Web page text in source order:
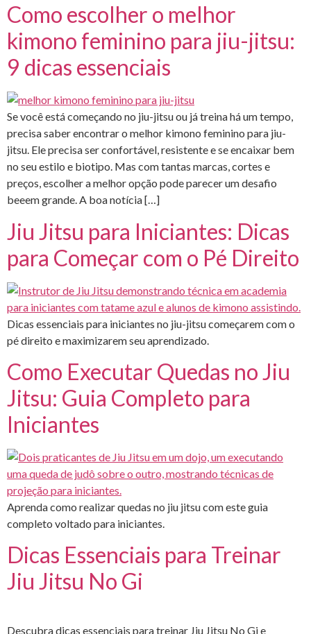
Como escolher o melhor
kimono feminino para jiu-jitsu:
9 dicas essenciais
Se você está começando no jiu-jitsu ou já treina há um tempo,
precisa saber encontrar o melhor kimono feminino para jiu-
jitsu. Ele precisa ser confortável, resistente e se encaixar bem
no seu estilo e biotipo. Mas com tantas marcas, cortes e
preços, escolher a melhor opção pode parecer um desafio
beeem grande. A boa notícia […]
Jiu Jitsu para Iniciantes: Dicas
para Começar com o Pé Direito
Dicas essenciais para iniciantes no jiu-jitsu começarem com o
pé direito e maximizarem seu aprendizado.
Como Executar Quedas no Jiu
Jitsu: Guia Completo para
Iniciantes
Aprenda como realizar quedas no jiu jitsu com este guia
completo voltado para iniciantes.
Dicas Essenciais para Treinar
Jiu Jitsu No Gi
Descubra dicas essenciais para treinar Jiu Jitsu No Gi e